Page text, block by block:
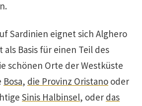
Sardinien eignet sich Alghero
Basis für einen Teil des
schönen Orte der Westküste
Bosa, die Provinz Oristano oder
Sinis Halbinsel, oder das